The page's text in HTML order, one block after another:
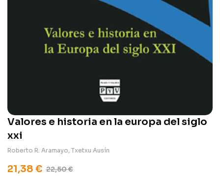
Valores e historia en la europa del siglo
xxi
Roberto R. Aramayo, Txetxu Ausín
22,50€
21,38 €